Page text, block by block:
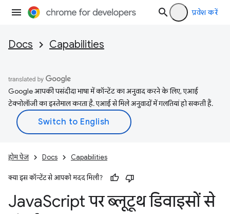
प्रवेश करें
Docs Capabilities
Google आपकी पसंदीदा भाषा में कॉन्टेंट का अनुवाद करने के लिए, एआई
टेक्नोलॉजी का इस्तेमाल करता है. एआई से मिले अनुवादों में गलतियां हो सकती हैं.
होम पेज Docs Capabilities
क्या इस कॉन्टेंट से आपको मदद मिली?
JavaScript पर ब्लूटूथ डिवाइसों से